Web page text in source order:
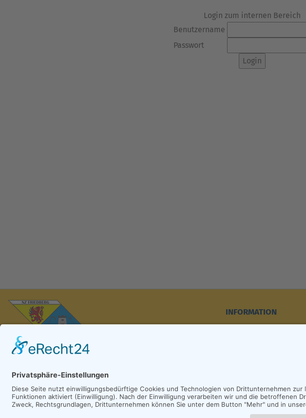
Login zum internen Bereich
Benutzername
Passwort
Heimatverein und Narrenzunft Friedberg e.V.
Telefon: 07581-537807
E-Mail: info@burgstallknechte.de
INFORMATION
Cookie-Einstellungen